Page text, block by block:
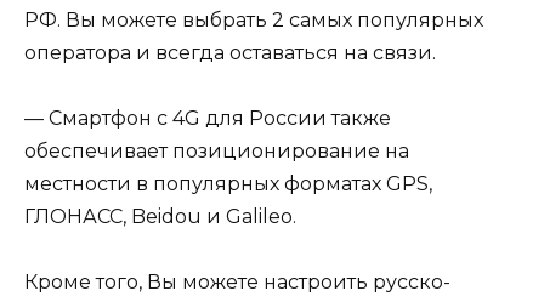
РФ. Вы можете выбрать 2 самых популярных
оператора и всегда оставаться на связи.
— Смартфон с 4G для России также
обеспечивает позиционирование на
местности в популярных форматах GPS,
ГЛОНАСС, Beidou и Galileo.
Кроме того, Вы можете настроить русско-